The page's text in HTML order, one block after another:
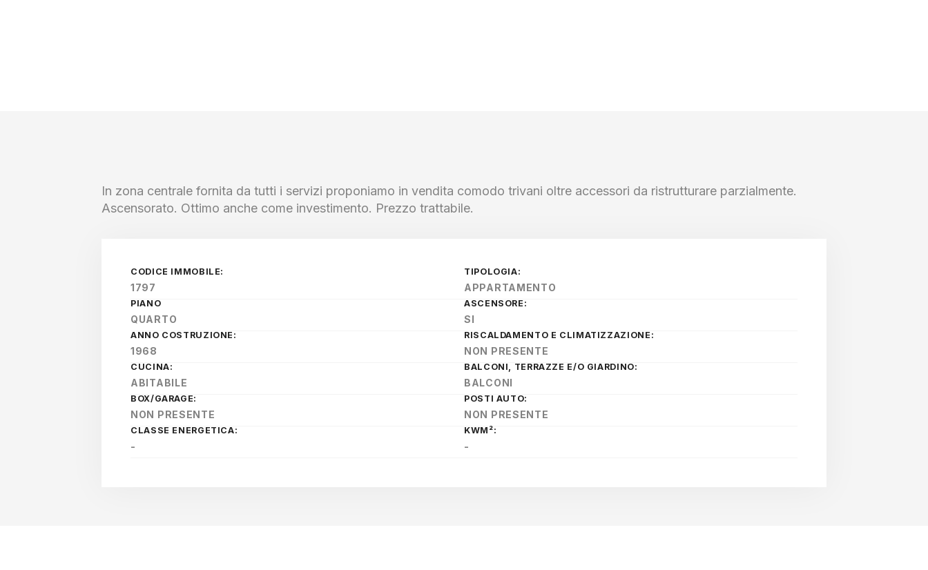
In zona centrale fornita da tutti i servizi proponiamo in vendita comodo trivani oltre accessori da ristrutturare parzialmente.
Ascensorato. Ottimo anche come investimento. Prezzo trattabile.
CODICE IMMOBILE:
1797
TIPOLOGIA:
APPARTAMENTO
PIANO
QUARTO
ASCENSORE:
SI
ANNO COSTRUZIONE:
1968
RISCALDAMENTO E CLIMATIZZAZIONE:
NON PRESENTE
CUCINA:
ABITABILE
BALCONI, TERRAZZE E/O GIARDINO:
BALCONI
BOX/GARAGE:
NON PRESENTE
POSTI AUTO:
NON PRESENTE
CLASSE ENERGETICA:
-
KWM²:
-